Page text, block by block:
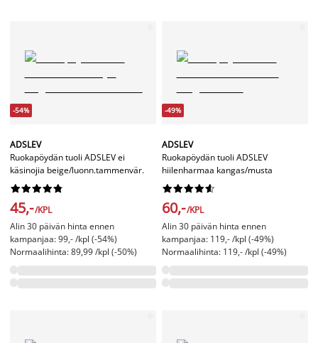
-54%
ADSLEV
Ruokapöydän tuoli ADSLEV ei
käsinojia beige/luonn.tammenvär.






45,-/KPL
Alin 30 päivän hinta ennen
kampanjaa: 99,- /kpl (-54%)
Normaalihinta: 89,99 /kpl (-50%)
-49%
ADSLEV
Ruokapöydän tuoli ADSLEV
hiilenharmaa kangas/musta






60,-/KPL
Alin 30 päivän hinta ennen
kampanjaa: 119,- /kpl (-49%)
Normaalihinta: 119,- /kpl (-49%)